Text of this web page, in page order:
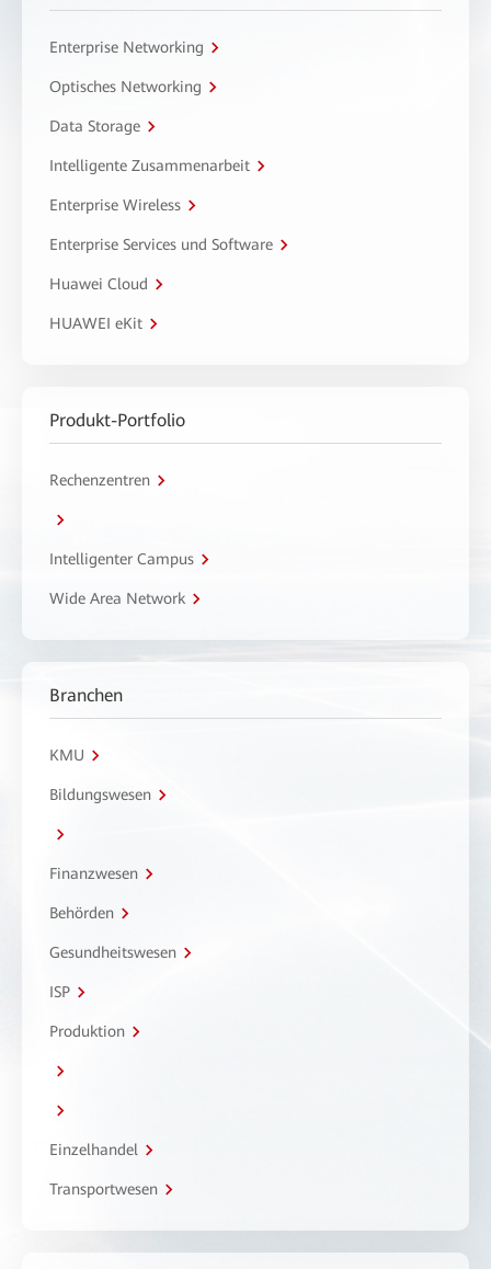
Enterprise Networking
Optisches Networking
Data Storage
Intelligente Zusammenarbeit
Enterprise Wireless
Enterprise Services und Software
Huawei Cloud
HUAWEI eKit
Produkt-Portfolio
Rechenzentren
Intelligenter Campus
Wide Area Network
Branchen
KMU
Bildungswesen
Finanzwesen
Behörden
Gesundheitswesen
ISP
Produktion
Einzelhandel
Transportwesen